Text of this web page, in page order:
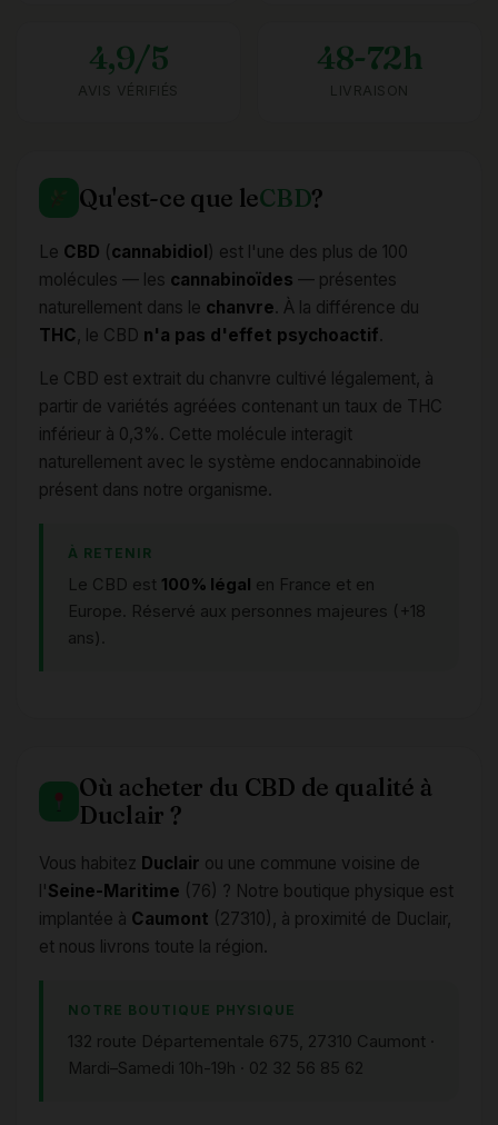
4,9/5
AVIS VÉRIFIÉS
48-72h
LIVRAISON
Qu'est-ce que leCBD?
Le CBD (cannabidiol ) est l'une des plus de 100
molécules — les cannabinoïdes — présentes
naturellement dans le chanvre. À la différence du
THC, le CBD n'a pas d'effet psychoactif.
Le CBD est extrait du chanvre cultivé légalement, à
partir de variétés agréées contenant un taux de THC
inférieur à 0,3%. Cette molécule interagit
naturellement avec le système endocannabinoïde
présent dans notre organisme.
À RETENIR
Le CBD est 100% légal en France et en
Europe. Réservé aux personnes majeures (+18
ans).
Où acheter du CBD de qualité à
Duclair ?
Vous habitez Duclair ou une commune voisine de
l'Seine-Maritime (76) ? Notre boutique physique est
implantée à Caumont (27310), à proximité de Duclair,
et nous livrons toute la région.
NOTRE BOUTIQUE PHYSIQUE
132 route Départementale 675, 27310 Caumont ·
Mardi–Samedi 10h-19h · 02 32 56 85 62